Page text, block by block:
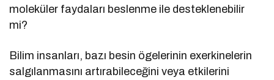
moleküler faydaları beslenme ile desteklenebilir
mi?
Bilim insanları, bazı besin ögelerinin exerkinelerin
salgılanmasını artırabileceğini veya etkilerini